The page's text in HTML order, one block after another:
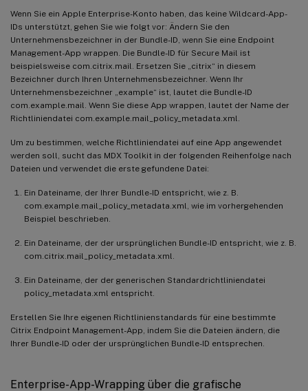
Wenn Sie ein Apple Enterprise-Konto haben, das keine Wildcard-App-
IDs unterstützt, gehen Sie wie folgt vor: Ändern Sie den
Unternehmensbezeichner in der Bundle-ID, wenn Sie eine Endpoint
Management-App wrappen. Die Bundle-ID für Secure Mail ist
beispielsweise com.citrix.mail. Ersetzen Sie „citrix“ in diesem
Bezeichner durch Ihren Unternehmensbezeichner. Wenn Ihr
Unternehmensbezeichner „example“ ist, lautet die Bundle-ID
com.example.mail. Wenn Sie diese App wrappen, lautet der Name der
Richtliniendatei com.example.mail_policy_metadata.xml.
Um zu bestimmen, welche Richtliniendatei auf eine App angewendet
werden soll, sucht das MDX Toolkit in der folgenden Reihenfolge nach
Dateien und verwendet die erste gefundene Datei:
Ein Dateiname, der Ihrer Bundle-ID entspricht, wie z. B.
com.example.mail_policy_metadata.xml, wie im vorhergehenden
Beispiel beschrieben.
Ein Dateiname, der der ursprünglichen Bundle-ID entspricht, wie z. B.
com.citrix.mail_policy_metadata.xml.
Ein Dateiname, der der generischen Standardrichtliniendatei
policy_metadata.xml entspricht.
Erstellen Sie Ihre eigenen Richtlinienstandards für eine bestimmte
Citrix Endpoint Management-App, indem Sie die Dateien ändern, die
Ihrer Bundle-ID oder der ursprünglichen Bundle-ID entsprechen.
Enterprise-App-Wrapping über die grafische